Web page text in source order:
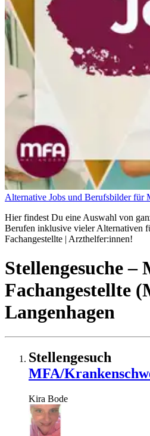
Alternative Jobs und Berufsbilder für
Hier findest Du eine Auswahl von
Berufen inklusive vieler Alternativen
Fachangestellte | Arzthelfer:innen!
Stellengesuche–
Fachangestellte
Langenhagen
Stellengesuch
MFA/
Kira Bode